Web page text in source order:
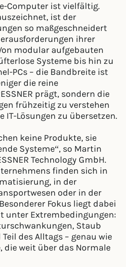
Computer ist vielfältig.
ist der
so maßgeschneidert
ihrer
modular aufgebauten
Systeme bis hin zu
PCs – die Bandbreite ist
die reine
prägt, sondern die
frühzeitig zu verstehen
Lösungen zu übersetzen.
keine Produkte, sie
Systeme“, so Martin
Technology GmbH.
finden sich in
in der
oder in der
Fokus liegt dabei
unter Extrembedingungen:
Staub
des Alltags – genau wie
die weit über das Normale